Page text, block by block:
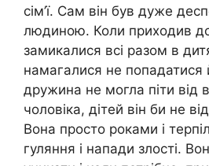
сім’ї. Сам він був дуже
людиною. Коли приходив
замикалися всі разом в
намагалися не попадатися
дружина не могла піти від
чоловіка, дітей він би не
Вона просто роками і
гуляння і напади злості.